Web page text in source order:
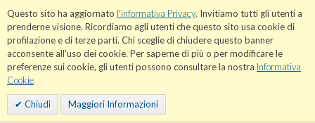
Questo sito ha aggiornato l'informativa Privacy. Invitiamo tutti gli utenti a
prenderne visione. Ricordiamo agli utenti che questo sito usa cookie di
profilazione e di terze parti. Chi sceglie di chiudere questo banner
acconsente all'uso dei cookie. Per saperne di più o per modificare le
preferenze sui cookie, gli utenti possono consultare la nostra Informativa
Cookie
Chiudi Maggiori Informazioni